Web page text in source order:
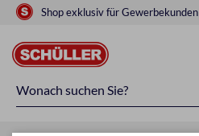
Shop exklusiv für Gewerbekunden